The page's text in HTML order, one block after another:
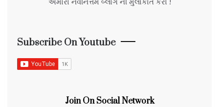
Subscribe On Youtube
Join On Social Network